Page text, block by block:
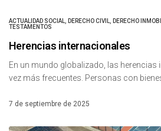
ACTUALIDAD SOCIAL, DERECHO CIVIL, DERECHO
TESTAMENTOS
Herencias internacionales
En un mundo globalizado, las
vez más frecuentes. Personas con
7 de septiembre de 2025